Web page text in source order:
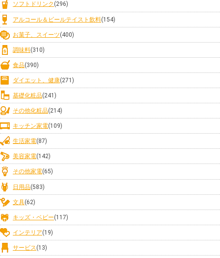
ソフトドリンク (296)
アルコール＆ビールテイスト飲料(154)
お菓子、スイーツ(400)
調味料(310)
食品(390)
ダイエット、健康(271)
基礎化粧品(241)
その他化粧品(214)
キッチン家電(109)
生活家電(87)
美容家電(142)
その他家電(65)
日用品(583)
文具(62)
キッズ・ベビー(117)
インテリア(19)
サービス(13)